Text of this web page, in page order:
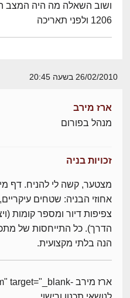
ושוב השאלה מה היה המצב
1206 ולפני תאריכה
26/02/2010 בשעה 20:45
ארז מירב
מנהל בפורום
זכויות בניה
מצטער, קשה לי להניח. דף
אחוזי הבניה: שטחים
צפיפות דיור ומספר קומות
הדרך). כל התייחסות של
הנה בלתי מקצועית.